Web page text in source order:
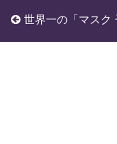
世界一の「マスク